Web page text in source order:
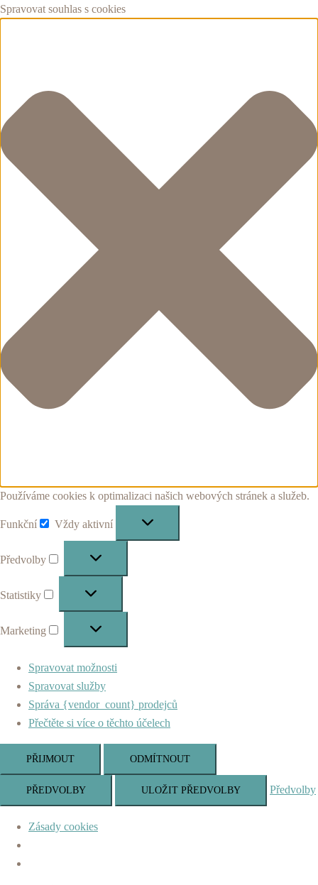
Spravovat souhlas s cookies
Používáme cookies k optimalizaci našich webových stránek a služeb.
Funkční
Funkční
Vždy aktivní
Předvolby
Statistiky
Marketing
Spravovat možnosti
Spravovat služby
Správa {vendor_count} prodejců
Přečtěte si více o těchto účelech
PŘIJMOUT ODMÍTNOUT
PŘEDVOLBY ULOŽIT PŘEDVOLBY Předvolby
Zásady cookies